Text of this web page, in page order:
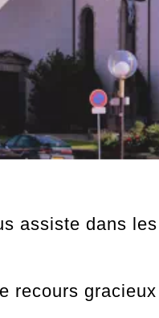
assiste dans
recours gracieux